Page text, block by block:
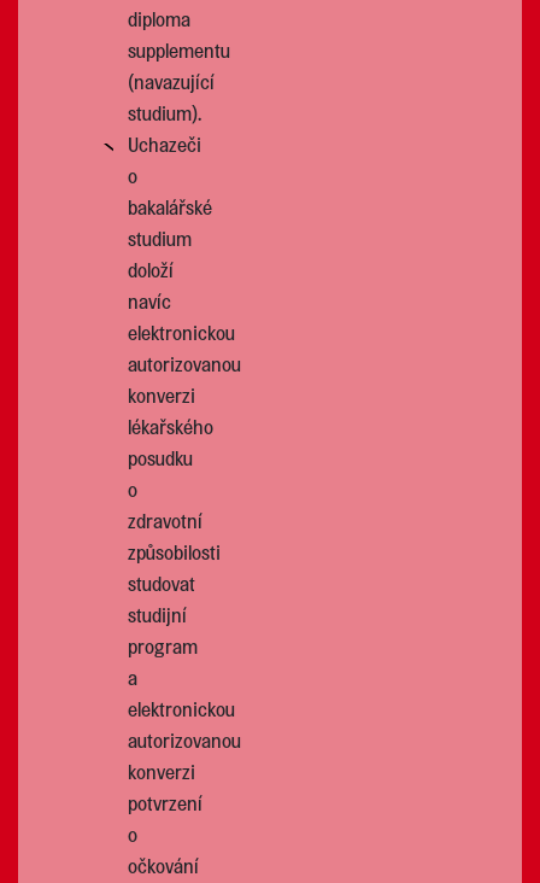
diploma
supplementu
(navazující
studium).
Uchazeči
o
bakalářské
studium
doloží
navíc
elektronickou
autorizovanou
konverzi
lékařského
posudku
o
zdravotní
způsobilosti
studovat
studijní
program
a
elektronickou
autorizovanou
konverzi
potvrzení
o
očkování